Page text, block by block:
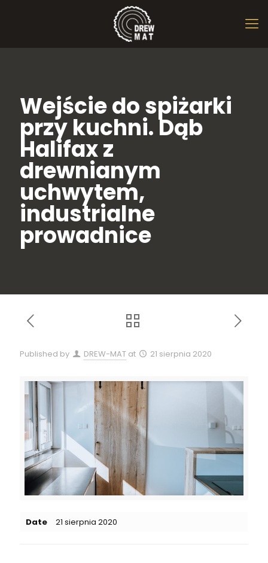
Wejście do spiżarki
przy kuchni. Dąb
Halifax z
drewnianym
uchwytem,
industrialne
prowadnice
Published by DREW-MAT at 21 sierpnia 2020
Date 21 sierpnia 2020